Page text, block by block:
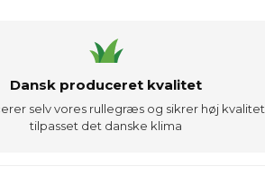
Dansk produceret kvalitet
selv vores rullegræs og sikrer høj kvalitet,
tilpasset det danske klima